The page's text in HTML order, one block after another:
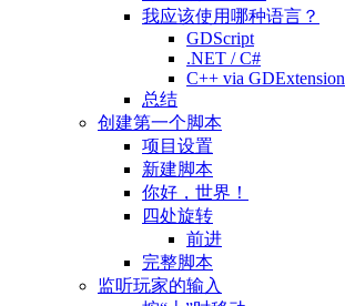
我应该使用哪种语言？
GDScript
.NET / C#
C++ via GDExtension
总结
创建第一个脚本
项目设置
新建脚本
你好，世界！
四处旋转
前进
完整脚本
监听玩家的输入